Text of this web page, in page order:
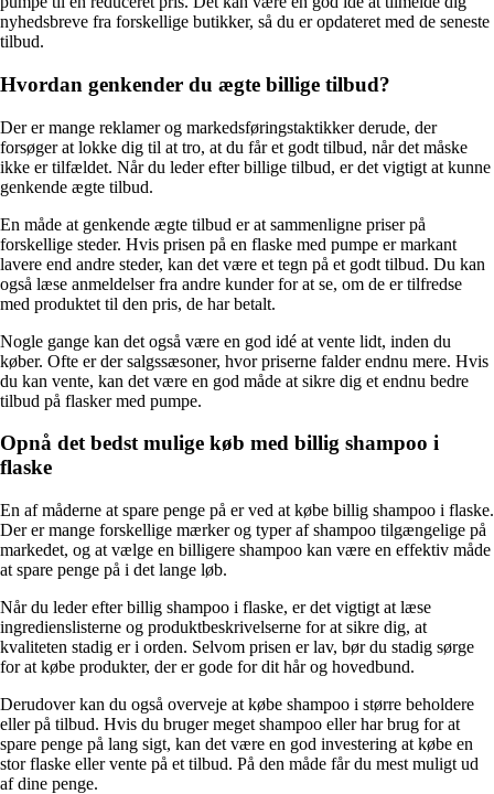
nyhedsbreve fra forskellige butikker, så du er opdateret med de seneste
tilbud.
Hvordan genkender du ægte billige tilbud?
Der er mange reklamer og markedsføringstaktikker derude, der
forsøger at lokke dig til at tro, at du får et godt tilbud, når det måske
ikke er tilfældet. Når du leder efter billige tilbud, er det vigtigt at kunne
genkende ægte tilbud.
En måde at genkende ægte tilbud er at sammenligne priser på
forskellige steder. Hvis prisen på en flaske med pumpe er markant
lavere end andre steder, kan det være et tegn på et godt tilbud. Du kan
også læse anmeldelser fra andre kunder for at se, om de er tilfredse
med produktet til den pris, de har betalt.
Nogle gange kan det også være en god idé at vente lidt, inden du
køber. Ofte er der salgssæsoner, hvor priserne falder endnu mere. Hvis
du kan vente, kan det være en god måde at sikre dig et endnu bedre
tilbud på flasker med pumpe.
Opnå det bedst mulige køb med billig shampoo i
flaske
En af måderne at spare penge på er ved at købe billig shampoo i flaske.
Der er mange forskellige mærker og typer af shampoo tilgængelige på
markedet, og at vælge en billigere shampoo kan være en effektiv måde
at spare penge på i det lange løb.
Når du leder efter billig shampoo i flaske, er det vigtigt at læse
ingredienslisterne og produktbeskrivelserne for at sikre dig, at
kvaliteten stadig er i orden. Selvom prisen er lav, bør du stadig sørge
for at købe produkter, der er gode for dit hår og hovedbund.
Derudover kan du også overveje at købe shampoo i større beholdere
eller på tilbud. Hvis du bruger meget shampoo eller har brug for at
spare penge på lang sigt, kan det være en god investering at købe en
stor flaske eller vente på et tilbud. På den måde får du mest muligt ud
af dine penge.